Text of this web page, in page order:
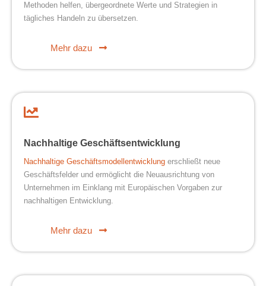
Methoden helfen, übergeordnete Werte und Strategien in
tägliches Handeln zu übersetzen.
Mehr dazu
Nachhaltige Geschäftsentwicklung
Nachhaltige Geschäftsmodellentwicklung erschließt neue
Geschäftsfelder und ermöglicht die Neuausrichtung von
Unternehmen im Einklang mit Europäischen Vorgaben zur
nachhaltigen Entwicklung.
Mehr dazu